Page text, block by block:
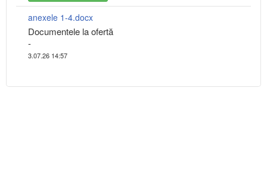
anexele 1-4.docx
Documentele la ofertă
-
3.07.26 14:57